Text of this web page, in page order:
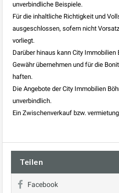
unverbindliche Beispiele.
Für die inhaltliche Richtigkeit und
ausgeschlossen, sofern nicht
vorliegt.
Darüber hinaus kann City
Gewähr übernehmen und für die
haften.
Die Angebote der City Immobilien
unverbindlich.
Ein Zwischenverkauf bzw.
Teilen
Facebook